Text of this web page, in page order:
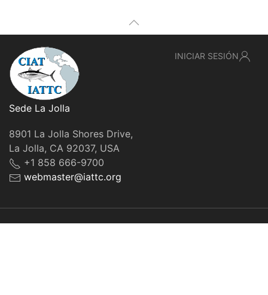
Sede La Jolla
8901 La Jolla Shores Drive,
La Jolla, CA 92037, USA
+1 858 666-9700
webmaster@iattc.org
INICIAR SESIÓN
© IATTC, 2022-2026